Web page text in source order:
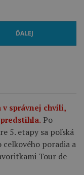
ĎALEJ
správnej chvíli,
Po
5. etapy sa poľská
poradia a
Tour de